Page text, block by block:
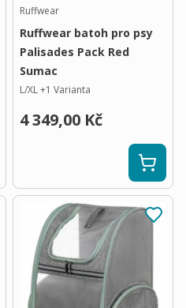
Ruffwear
Ruffwear batoh pro psy
Palisades Pack Red
Sumac
L/XL+1 Varianta
4 349,00 Kč